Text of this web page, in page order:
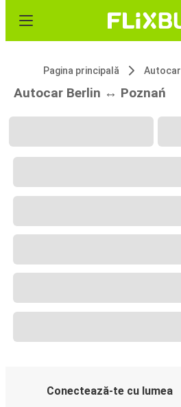
Pagina principală Autocar
Autocar Berlin ↔ Poznań
Conectează-te cu lumea